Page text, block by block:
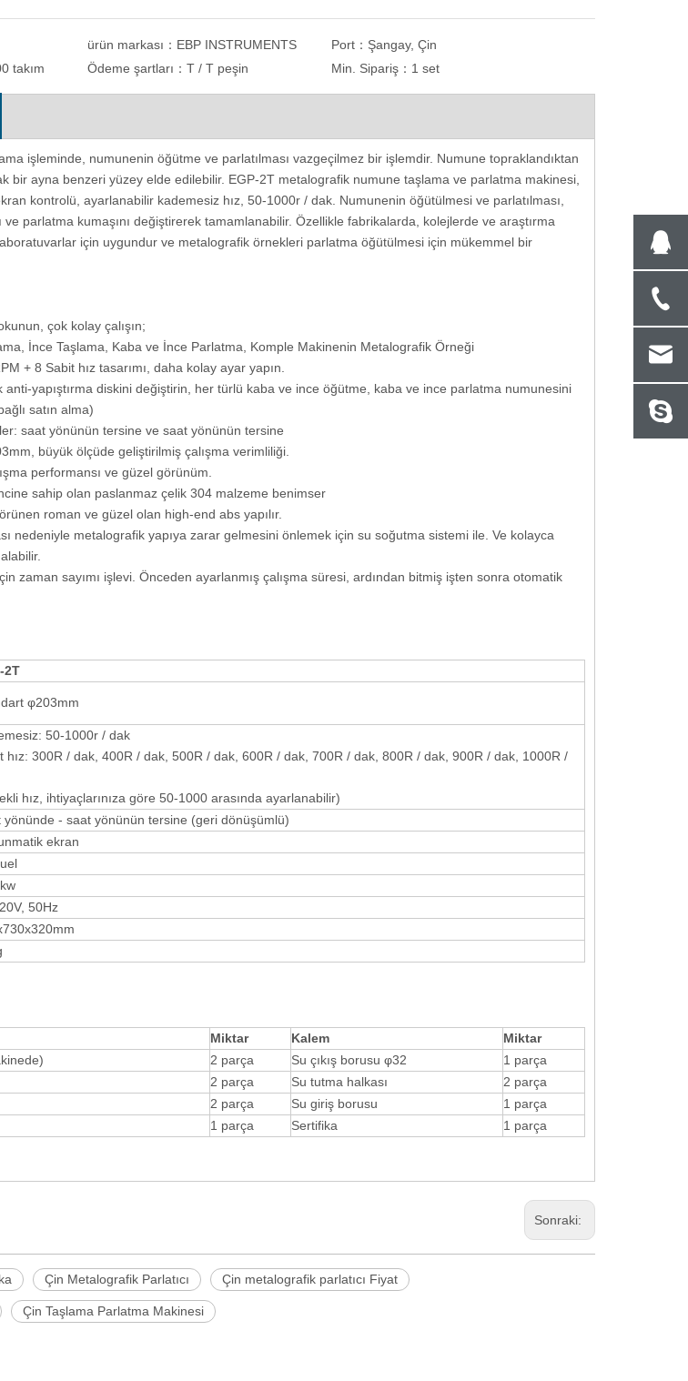
Test
R-
Brinell Sertlik Test Cihazı
Numune Öğütücü Parlatıcı
Kalınlık Ölçer
ürün markası： EBP INSTRUMENTS Port： Şangay, Çin
takım Ödeme şartları：T / T peşin Min. Sipariş： 1 set
işleminde, numunenin öğütme ve parlatılması vazgeçilmez bir işlemdir. Numune topraklandıktan
bir ayna benzeri yüzey elde edilebilir. EGP-2T metalografik numune taşlama ve parlatma makinesi,
kontrolü, ayarlanabilir kademesiz hız, 50-1000r / dak. Numunenin öğütülmesi ve parlatılması,
ve parlatma kumaşını değiştirerek tamamlanabilir. Özellikle fabrikalarda, kolejlerde ve araştırma
için uygundur ve metalografik örnekleri parlatma öğütülmesi için mükemmel bir
çok kolay çalışın;
İnce Taşlama, Kaba ve İnce Parlatma, Komple Makinenin Metalografik Örneği
+ 8 Sabit hız tasarımı, daha kolay ayar yapın.
yapıştırma diskini değiştirin, her türlü kaba ve ince öğütme, kaba ve ince parlatma numunesini
satın alma)
saat yönünün tersine ve saat yönünün tersine
büyük ölçüde geliştirilmiş çalışma verimliliği.
performansı ve güzel görünüm.
sahip olan paslanmaz çelik 304 malzeme benimser
roman ve güzel olan high-end abs yapılır.
nedeniyle metalografik yapıya zarar gelmesini önlemek için su soğutma sistemi ile. Ve kolayca
zaman sayımı işlevi. Önceden ayarlanmış çalışma süresi, ardından bitmiş işten sonra otomatik
2T
φ203mm
50-1000r / dak
hız: 300R / dak, 400R / dak, 500R / dak, 600R / dak, 700R / dak, 800R / dak, 900R / dak, 1000R /
hız, ihtiyaçlarınıza göre 50-1000 arasında ayarlanabilir)
yönünde - saat yönünün tersine (geri dönüşümlü)
ekran
50Hz
Miktar Kalem
Miktar
2 parça Su çıkış borusu φ32
1 parça
2 parça Su tutma halkası
2 parça
2 parça Su giriş borusu
1 parça
1 parça Sertifika 1 parça
Sonraki:
Çin Metalografik Parlatıcı Çin metalografik parlatıcı Fiyat
Çin Taşlama Parlatma Makinesi